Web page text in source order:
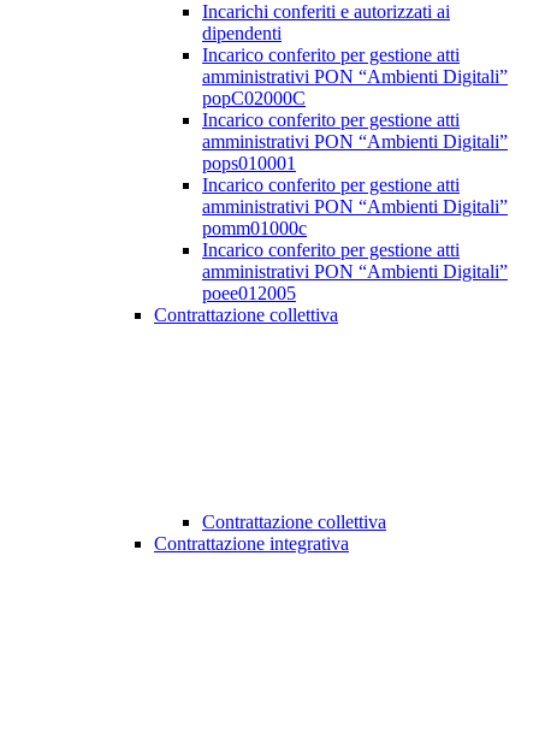
Incarichi conferiti e autorizzati ai
dipendenti
Incarico conferito per gestione atti
amministrativi PON “Ambienti Digitali”
popC02000C
Incarico conferito per gestione atti
amministrativi PON “Ambienti Digitali”
pops010001
Incarico conferito per gestione atti
amministrativi PON “Ambienti Digitali”
pomm01000c
Incarico conferito per gestione atti
amministrativi PON “Ambienti Digitali”
poee012005
Contrattazione collettiva
Contrattazione collettiva
Contrattazione integrativa